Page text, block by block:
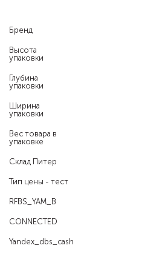
Бренд
Высота
упаковки
Глубина
упаковки
Ширина
упаковки
Вес товара в
упаковке
Склад Питер
Тип цены - тест
RFBS_YAM_B
CONNECTED
Yandex_dbs_cash